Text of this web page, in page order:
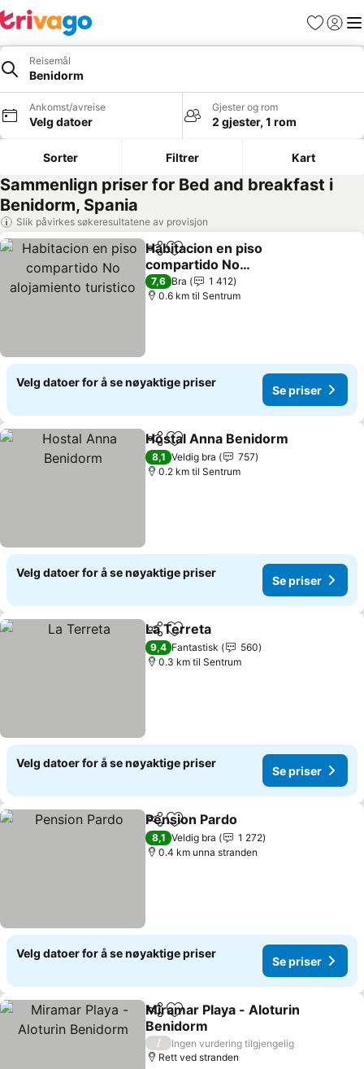
Favoritter
Logg
Reisemål
Benidorm
Ankomst/avreise
Velg datoer
Gjester og rom
2 gjester, 1 rom
Sorter Filtrer Kart
Sammenlign priser for Bed and breakfast i
Benidorm, Spania
Slik påvirkes søkeresultatene av provisjon
Del Legg til i favoritter
Habitacion en piso
compartido No
alojamiento turistico
7,6 Bra
1 412
0.6 km til Sentrum
Velg datoer for å se nøyaktige priser
Se priser
Del Legg til i favoritter
Hostal Anna Benidorm
8,1 Veldig bra
757
0.2 km til Sentrum
Velg datoer for å se nøyaktige priser
Se priser
Del Legg til i favoritter
La Terreta
9,4 Fantastisk
560
0.3 km til Sentrum
Velg datoer for å se nøyaktige priser
Se priser
Del Legg til i favoritter
Pension Pardo
8,1 Veldig bra
1 272
0.4 km unna stranden
Velg datoer for å se nøyaktige priser
Se priser
Del Legg til i favoritter
Miramar Playa - Aloturin
Benidorm
/
Ingen vurdering tilgjengelig
Rett ved stranden